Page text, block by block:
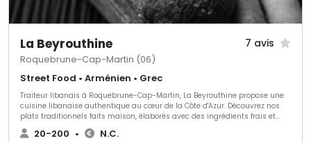
La Beyrouthine 7 avis
Roquebrune-Cap-Martin (06)
Street Food • Arménien • Grec
Traiteur libanais à Roquebrune-Cap-Martin, La Beyrouthine propose une
cuisine libanaise authentique au cœur de la Côte d'Azur. Découvrez nos
plats traditionnels faits maison, élaborés avec des ingrédients frais et
respectant les recettes familiales. Idéal pour événements privés,
professionnels ou repas à emporter, notre service offre une expérience
20-200 • N.C.